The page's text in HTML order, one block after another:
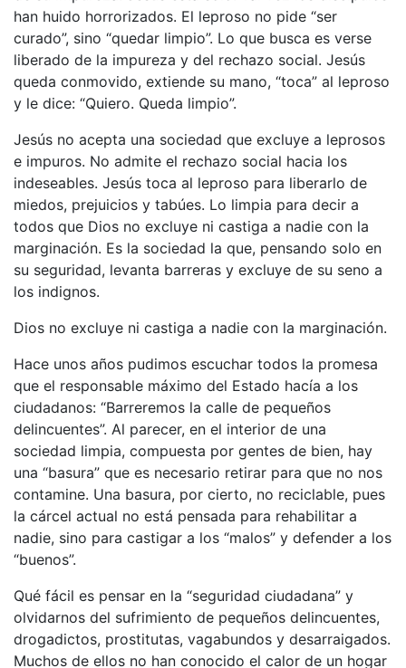
han huido horrorizados. El leproso no pide “ser
curado”, sino “quedar limpio”. Lo que busca es verse
liberado de la impureza y del rechazo social. Jesús
queda conmovido, extiende su mano, “toca” al leproso
y le dice: “Quiero. Queda limpio”.
Jesús no acepta una sociedad que excluye a leprosos
e impuros. No admite el rechazo social hacia los
indeseables. Jesús toca al leproso para liberarlo de
miedos, prejuicios y tabúes. Lo limpia para decir a
todos que Dios no excluye ni castiga a nadie con la
marginación. Es la sociedad la que, pensando solo en
su seguridad, levanta barreras y excluye de su seno a
los indignos.
Dios no excluye ni castiga a nadie con la marginación.
Hace unos años pudimos escuchar todos la promesa
que el responsable máximo del Estado hacía a los
ciudadanos: “Barreremos la calle de pequeños
delincuentes”. Al parecer, en el interior de una
sociedad limpia, compuesta por gentes de bien, hay
una “basura” que es necesario retirar para que no nos
contamine. Una basura, por cierto, no reciclable, pues
la cárcel actual no está pensada para rehabilitar a
nadie, sino para castigar a los “malos” y defender a los
“buenos”.
Qué fácil es pensar en la “seguridad ciudadana” y
olvidarnos del sufrimiento de pequeños delincuentes,
drogadictos, prostitutas, vagabundos y desarraigados.
Muchos de ellos no han conocido el calor de un hogar